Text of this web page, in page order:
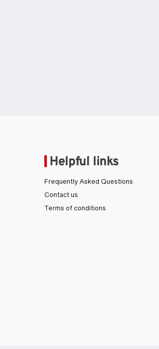
Helpful links
Frequently Asked Questions
Contact us
Terms of conditions